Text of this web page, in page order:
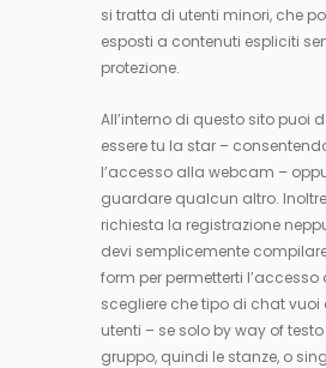
si tratta di utenti minori, che
esposti a contenuti espliciti
protezione.
All’interno di questo sito puoi
essere tu la star –
l’accesso alla webcam –
guardare qualcun altro.
richiesta la registrazione
devi semplicemente
form per permetterti l’accesso
scegliere che tipo di chat vuoi
utenti – se solo by way of
gruppo, quindi le stanze, o